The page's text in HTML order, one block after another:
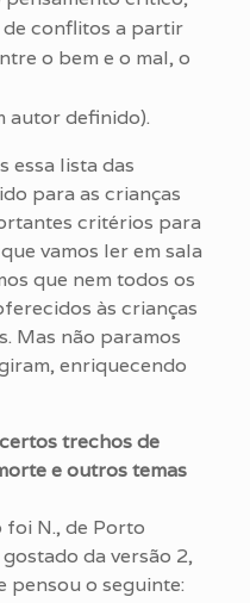
conflitos a partir
o bem e o mal, o
autor definido).
essa lista das
para as crianças
critérios para
vamos ler em sala
que nem todos os
às crianças
Mas não paramos
enriquecendo
trechos de
e outros temas
foi N., de Porto
da versão 2,
pensou o seguinte: